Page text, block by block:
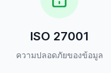
ISO 27001
ความปลอดภัยของข้อมูล